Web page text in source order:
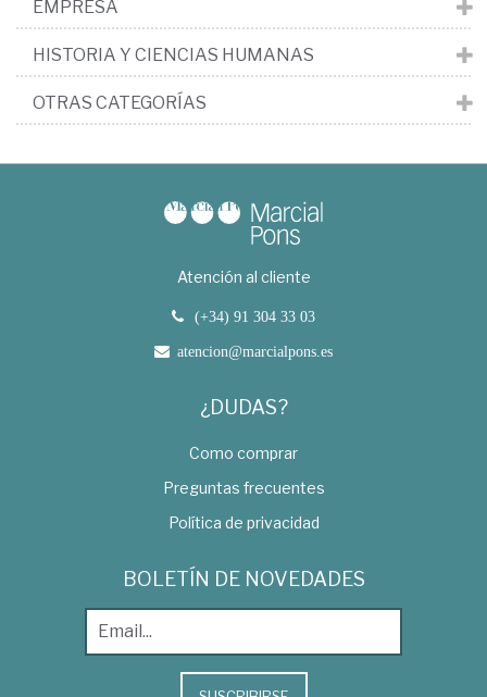
EMPRESA
HISTORIA Y CIENCIAS HUMANAS
OTRAS CATEGORÍAS
Atención al cliente
(+34) 91 304 33 03
atencion@marcialpons.es
¿DUDAS?
Como comprar
Preguntas frecuentes
Política de privacidad
BOLETÍN DE NOVEDADES